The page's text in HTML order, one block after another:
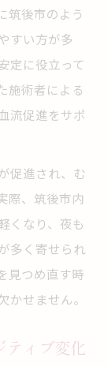
筑後市のよう
すい方が多
定に役立って
施術者による
流促進をサポ
促進され、む
際、筑後市内
くなり、夜も
多く寄せられ
見つめ直す時
せません。
ティブ変化